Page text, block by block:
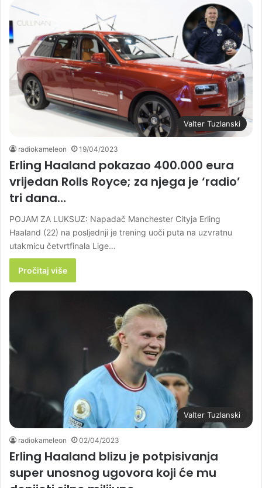
Valter Tuzlanski
radiokameleon 19/04/2023
Erling Haaland pokazao 400.000 eura
vrijedan Rolls Royce; za njega je ‘radio’
tri dana…
POJAM ZA LUKSUZ: Napadač Manchester Cityja Erling
Haaland (22) na posljednji je trening uoči puta na uzvratnu
utakmicu četvrtfinala Lige…
Pročitaj više
Valter Tuzlanski
radiokameleon 02/04/2023
Erling Haaland blizu je potpisivanja
super unosnog ugovora koji će mu